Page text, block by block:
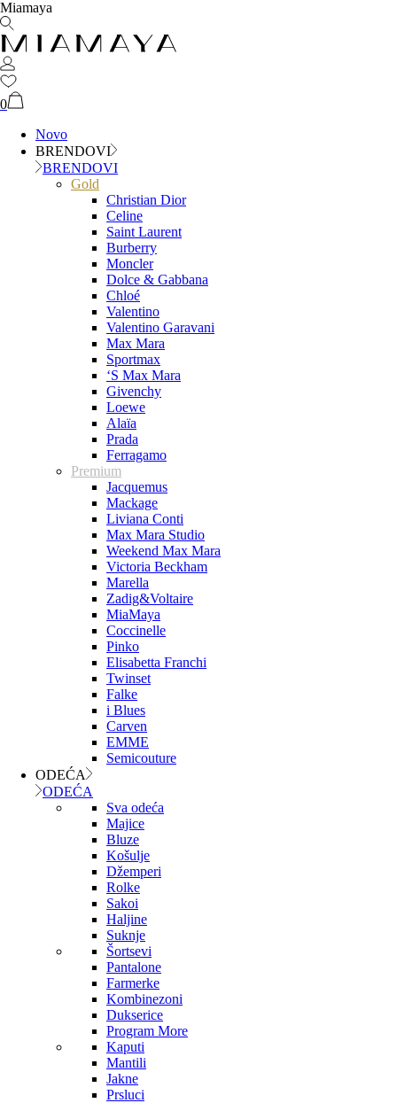
Miamaya
0
Novo
BRENDOVI
BRENDOVI
Gold
Christian Dior
Celine
Saint Laurent
Burberry
Moncler
Dolce & Gabbana
Chloé
Valentino
Valentino Garavani
Max Mara
Sportmax
‘S Max Mara
Givenchy
Loewe
Alaïa
Prada
Ferragamo
Premium
Jacquemus
Mackage
Liviana Conti
Max Mara Studio
Weekend Max Mara
Victoria Beckham
Marella
Zadig&Voltaire
MiaMaya
Coccinelle
Pinko
Elisabetta Franchi
Twinset
Falke
i Blues
Carven
EMME
Semicouture
ODEĆA
ODEĆA
Sva odeća
Majice
Bluze
Košulje
Džemperi
Rolke
Sakoi
Haljine
Suknje
Šortsevi
Pantalone
Farmerke
Kombinezoni
Dukserice
Program More
Kaputi
Mantili
Jakne
Prsluci